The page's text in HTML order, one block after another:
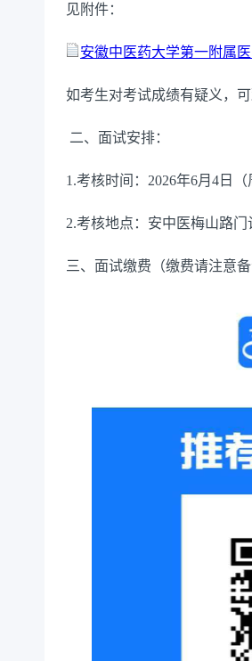
见附件：
安徽中医药大学第一附属
如考生对考试成绩有疑义，
二、面试安排：
1.考核时间：2026年6月4日（
2.考核地点：安中医梅山路门
三、面试缴费（缴费请注意备